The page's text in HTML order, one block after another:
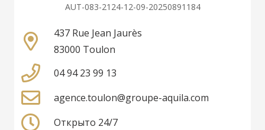
AUT-083-2124-12-09-20250891184
437 Rue Jean Jaurès
83000 Toulon
04 94 23 99 13
agence.toulon@groupe-aquila.com
Открыто 24/7